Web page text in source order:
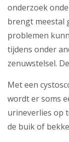
onderzoek
brengt meestal
problemen
tijdens onder
zenuwstelsel.
Met een
wordt er soms
urineverlies op
de buik of